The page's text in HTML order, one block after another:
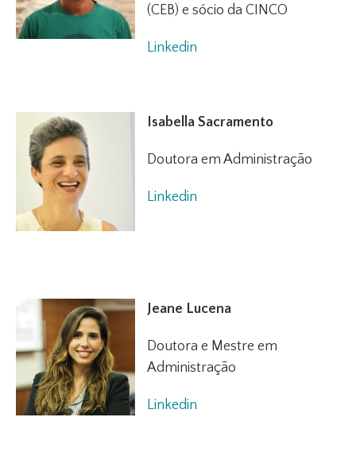
(CEB) e sócio da CINCO
Linkedin
Isabella Sacramento
Doutora em Administração
Linkedin
Jeane Lucena
Doutora e Mestre em
Administração
Linkedin